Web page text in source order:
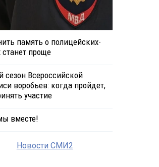
память о полицейских-
станет проще
сезон Всероссийской
воробьев: когда пройдет,
участие
вместе!
Новости СМИ2